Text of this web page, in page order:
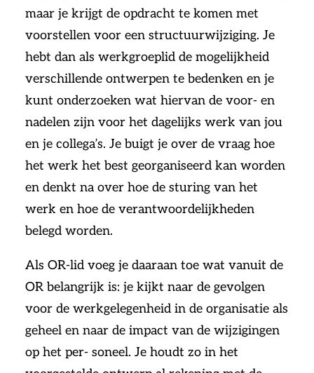
maar je krijgt de opdracht te komen met
voorstellen voor een structuurwijziging. Je
hebt dan als werkgroeplid de mogelijkheid
verschillende ontwerpen te bedenken en je
kunt onderzoeken wat hiervan de voor- en
nadelen zijn voor het dagelijks werk van jou
en je collega’s. Je buigt je over de vraag hoe
het werk het best georganiseerd kan worden
en denkt na over hoe de sturing van het
werk en hoe de verantwoordelijkheden
belegd worden.
Als OR-lid voeg je daaraan toe wat vanuit de
OR belangrijk is: je kijkt naar de gevolgen
voor de werkgelegenheid in de organisatie als
geheel en naar de impact van de wijzigingen
op het per- soneel. Je houdt zo in het